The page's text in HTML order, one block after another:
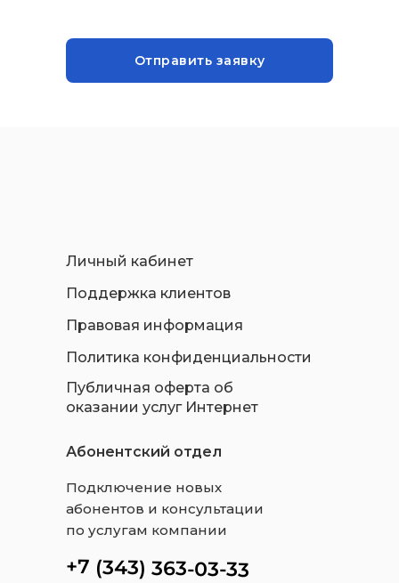
Отправить заявку
Личный кабинет
Поддержка клиентов
Политика конфиденциальности
Публичная оферта об
оказании услуг Интернет
Правовая информация
Подключение новых
абонентов и консультации
по услугам компании
+7 (343) 363-03-33
Абонентский отдел